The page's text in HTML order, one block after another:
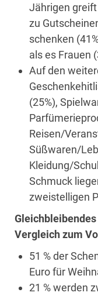
Jährigen
zu
schenken
als es Frauen
Auf den
(25%),
Reisen/
Süßwaren/
Kleidung/
Schmuck
zweistelligen
Vergleich zum
51 % der
Euro für
21 % werden